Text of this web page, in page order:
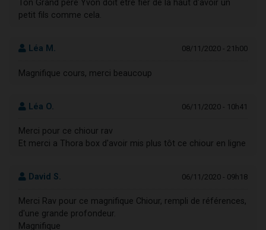
Ton Grand pere Yvon doit etre fier de la haut d'avoir un
petit fils comme cela.
Léa M. 08/11/2020 - 21h00
Magnifique cours, merci beaucoup
Léa O. 06/11/2020 - 10h41
Merci pour ce chiour rav
Et merci a Thora box d'avoir mis plus tôt ce chiour en ligne
David S. 06/11/2020 - 09h18
Merci Rav pour ce magnifique Chiour, rempli de références,
d'une grande profondeur.
Magnifique